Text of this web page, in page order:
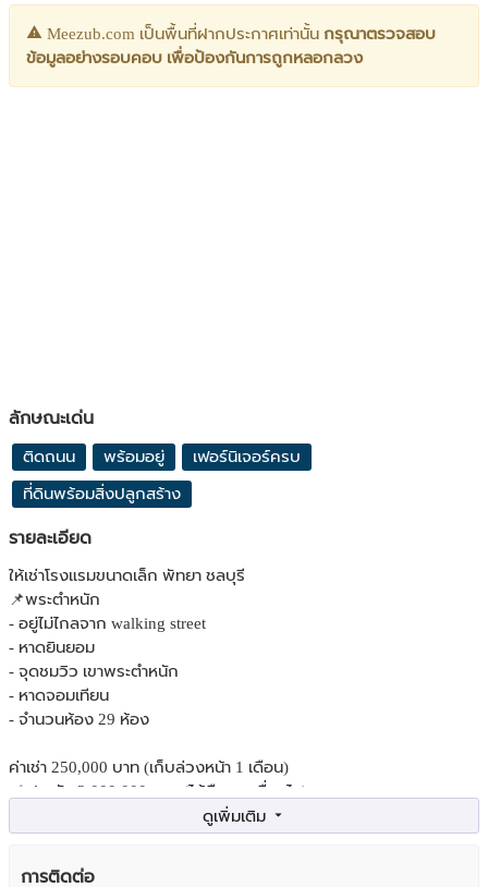
Meezub.com เป็นพื้นที่ฝากประกาศเท่านั้น กรุณาตรวจสอบ
ข้อมูลอย่างรอบคอบ เพื่อป้องกันการถูกหลอกลวง
ลักษณะเด่น
ติดถนน พร้อมอยู่ เฟอร์นิเจอร์ครบ
ที่ดินพร้อมสิ่งปลูกสร้าง
รายละเอียด
ให้เช่าโรงแรมขนาดเล็ก พัทยา ชลบุรี
📌พระตำหนัก
- อยู่ไม่ไกลจาก walking street
- หาดยินยอม
- จุดชมวิว เขาพระตำหนัก
- หาดจอมเทียน
- จำนวนห้อง 29 ห้อง
ค่าเช่า 250,000 บาท (เก็บล่วงหน้า 1 เดือน)
✅️ ประกัน 3,000,000 บาท (ได้คืนตามเงื่อนไข)
✳️ สัญญา 3 ปี++ (ตามเงื่อนไข)
การติดต่อ